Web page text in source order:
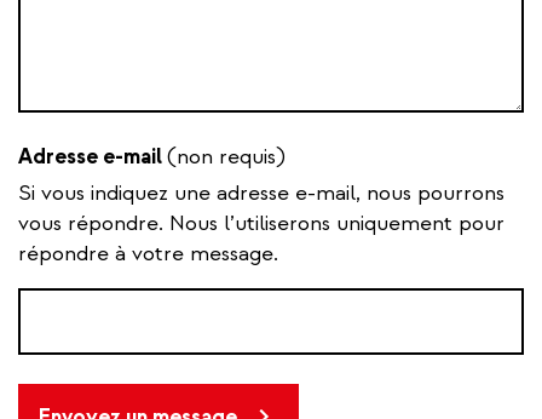
Adresse e-mail(non requis)
Si vous indiquez une adresse e-mail, nous pourrons
vous répondre. Nous l’utiliserons uniquement pour
répondre à votre message.